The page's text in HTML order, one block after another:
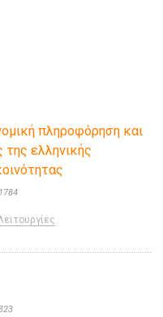
πληροφόρηση και
της ελληνικής
1784